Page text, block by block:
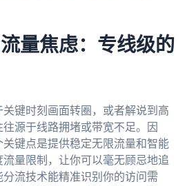
量焦虑：专线级的
键时刻画面转圈，或者解说到高
源于线路拥堵或带宽不足。因
关键点是提供稳定无限流量和智能
量限制，让你可以毫无顾忌地追
流技术能精准识别你的访问需